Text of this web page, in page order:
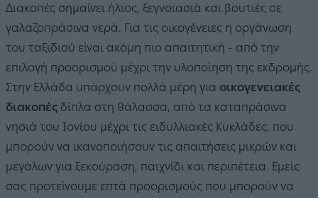
Διακοπές σημαίνει ήλιος, ξεγνοιασιά και βουτιές σε
γαλαζοπράσινα νερά. Για τις οικογένειες η οργάνωση
του ταξιδιού είναι ακόμη πιο απαιτητική - από την
επιλογή προορισμού μέχρι την υλοποίηση της εκδρομής.
Στην Ελλάδα υπάρχουν πολλά μέρη για οικογενειακές
διακοπές δίπλα στη θάλασσα, από τα καταπράσινα
νησιά του Ιονίου μέχρι τις ειδυλλιακές Κυκλάδες, που
μπορούν να ικανοποιήσουν τις απαιτήσεις μικρών και
μεγάλων για ξεκούραση, παιχνίδι και περιπέτεια. Εμείς
σας προτείνουμε επτά προορισμούς που μπορούν να